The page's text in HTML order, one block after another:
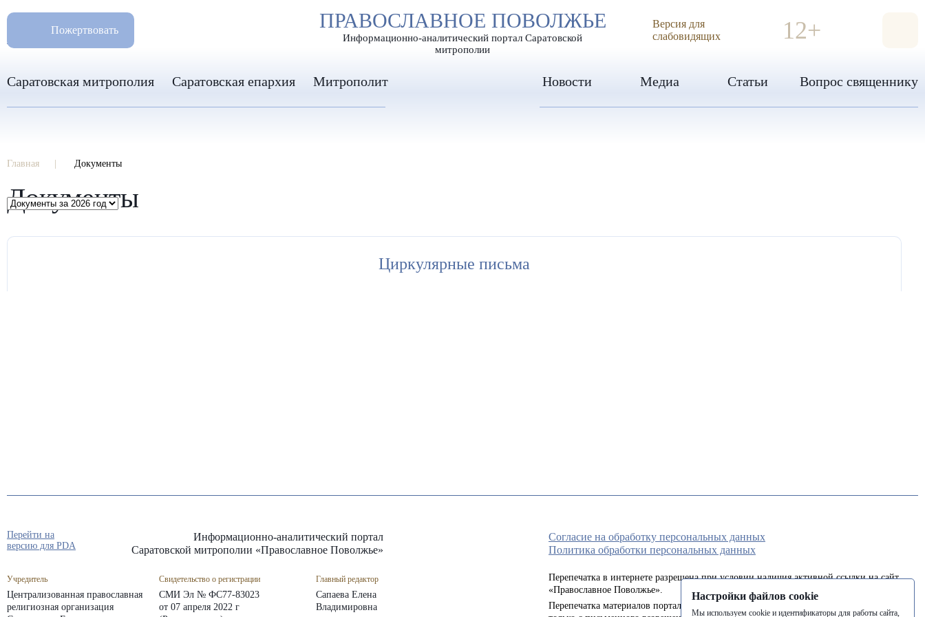
РАЗМЕР ШРИФТА А А А ИЗОБРАЖЕНИЯ
ПРАВОСЛАВНОЕ ПОВОЛЖЬЕ
Информационно-аналитический портал Саратовской
митрополии
Пожертвовать
8 960 346 31 04
info-sar@mail.ru
Версия для
слабовидящих
12+
Саратовская митрополия Саратовская епархия Митрополит Новости Медиа Статьи Вопрос священнику
Главная Документы
Документы
Циркулярные письма
Информационно-аналитический портал
Саратовской митрополии «Православное Поволжье»
Учредитель
Централизованная православная
религиозная организация
Свидетельство о регистрации
СМИ Эл № ФС77-83023
от 07 апреля 2022 г
Главный редактор
Сапаева Елена
Владимировна
Согласие на обработку персональных данных
Политика обработки персональных данных
Перепечатка в интернете разрешена при условии наличия активной ссылки на сайт
«Православное Поволжье».
Перепечатка материалов портала в печатных изданиях (книгах, прессе) возможна
Перейти на
версию для PDA
Настройки файлов cookie
Мы используем cookie и идентификаторы для работы сайта,